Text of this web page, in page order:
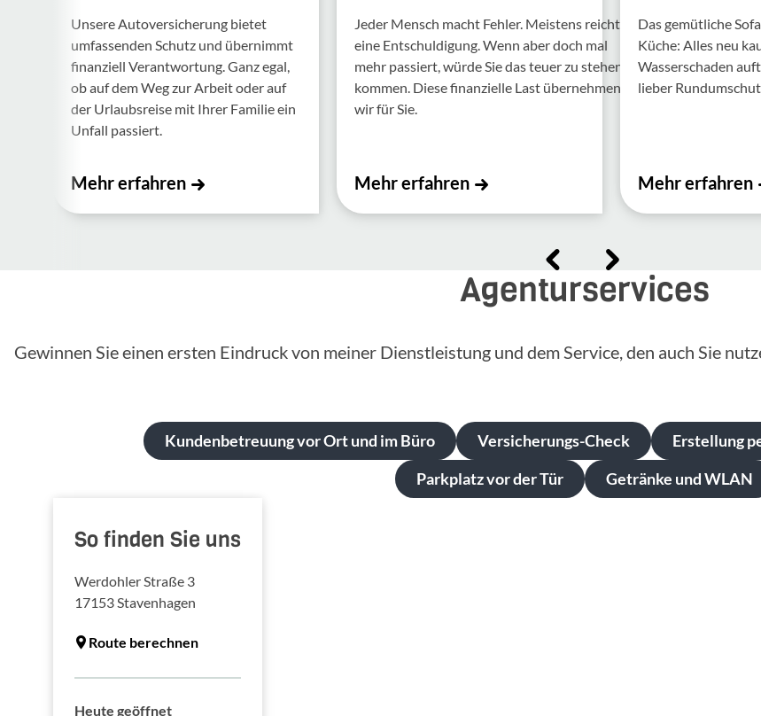
Unsere Auto­ver­si­che­rung bietet
umfas­senden Schutz und über­nimmt
finan­ziell Verant­wor­tung. Ganz egal,
ob auf dem Weg zur Arbeit oder auf
der Urlaubs­reise mit Ihrer Familie ein
Unfall passiert.
Mehr erfahren
Jeder Mensch macht Fehler. Meis­tens reicht
eine Entschul­di­gung. Wenn aber doch mal
mehr passiert, würde Sie das teuer zu stehen
kommen. Diese finan­zi­elle Last über­nehmen
wir für Sie.
Mehr erfahren
Das gemütliche
Küche: Alles neu
Wasserschaden
lieber
Mehr erfahren
Agenturservices
Gewinnen Sie einen ersten Eindruck von meiner Dienstleistung und dem Service, den auch Sie
Kundenbetreuung vor Ort und im Büro Versicherungs-Check
Erstellung
Parkplatz vor der Tür
Getränke und WLAN
So finden Sie uns
Werdohler Straße 3
17153Stavenhagen
Route berechnen
Heute geöffnet